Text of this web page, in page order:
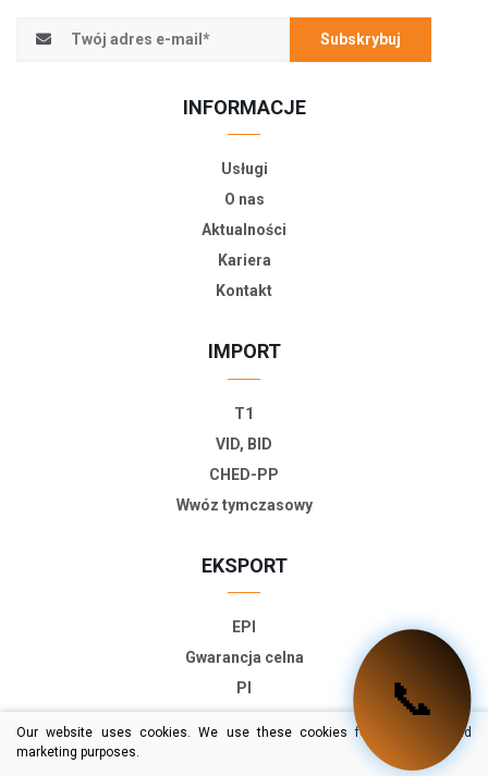
Subskrybuj
INFORMACJE
Usługi
O nas
Aktualności
Kariera
Kontakt
IMPORT
T1
VID, BID
CHED-PP
Wwóz tymczasowy
EKSPORT
EPI
Gwarancja celna
PI
Our website uses cookies. We use these cookies for statistical and
marketing purposes.
📞